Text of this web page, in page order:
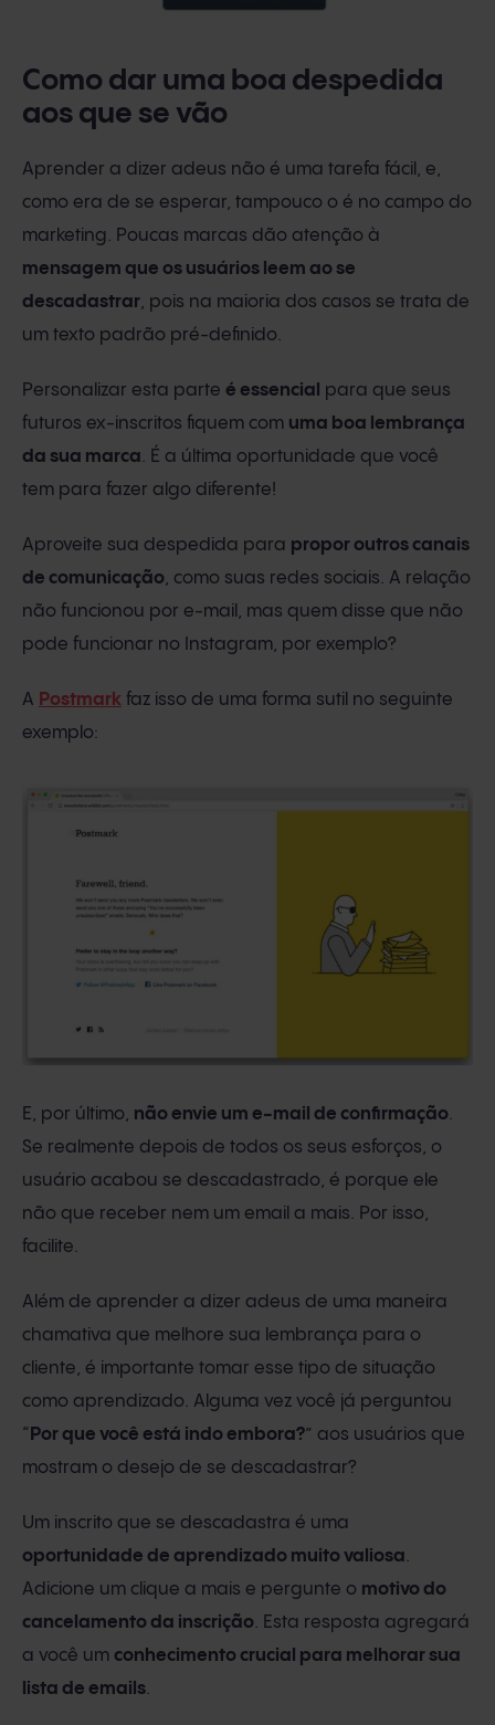
Como dar uma boa despedida
aos que se vão
Aprender a dizer adeus não é uma tarefa fácil, e,
como era de se esperar, tampouco o é no campo do
marketing. Poucas marcas dão atenção à
mensagem que os usuários leem ao se
descadastrar, pois na maioria dos casos se trata de
um texto padrão pré-definido.
Personalizar esta parte é essencial para que seus
futuros ex-inscritos fiquem com uma boa lembrança
da sua marca. É a última oportunidade que você
tem para fazer algo diferente!
Aproveite sua despedida para propor outros canais
de comunicação, como suas redes sociais. A relação
não funcionou por e-mail, mas quem disse que não
pode funcionar no Instagram, por exemplo?
A Postmark faz isso de uma forma sutil no seguinte
exemplo:
E, por último, não envie um e-mail de confirmação.
Se realmente depois de todos os seus esforços, o
usuário acabou se descadastrado, é porque ele
não que receber nem um email a mais. Por isso,
facilite.
Além de aprender a dizer adeus de uma maneira
chamativa que melhore sua lembrança para o
cliente, é importante tomar esse tipo de situação
como aprendizado. Alguma vez você já perguntou
“ Por que você está indo embora?” aos usuários que
mostram o desejo de se descadastrar?
Um inscrito que se descadastra é uma
oportunidade de aprendizado muito valiosa.
Adicione um clique a mais e pergunte o motivo do
cancelamento da inscrição. Esta resposta agregará
a você um conhecimento crucial para melhorar sua
lista de emails.